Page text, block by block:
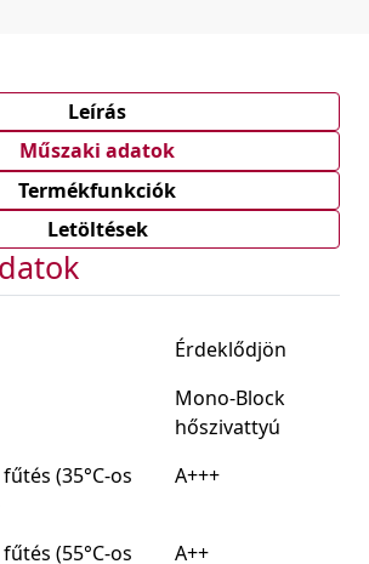
Leírás
Műszaki adatok
Termékfunkciók
Letöltések
Érdeklődjön
Mono-Block
hőszivattyú
(35°C-os
A+++
(55°C-os
A++